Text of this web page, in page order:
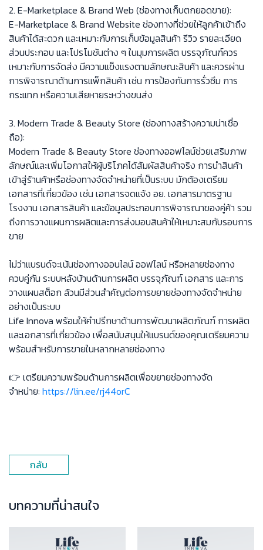
2. E-Marketplace & Brand Web (ช่องทางเก็บตกยอดขาย):
E-Marketplace & Brand Website ช่องทางที่ช่วยให้ลูกค้าเข้าถึง
สินค้าได้สะดวก และเหมาะกับการเก็บข้อมูลสินค้า รีวิว รายละเอียด
ส่วนประกอบ และโปรโมชันต่าง ๆ ในมุมการผลิต บรรจุภัณฑ์ควร
เหมาะกับการจัดส่ง มีความแข็งแรงตามลักษณะสินค้า และควรผ่าน
การพิจารณาด้านการแพ็กสินค้า เช่น การป้องกันการรั่วซึม การ
กระแทก หรือความเสียหายระหว่างขนส่ง
3. Modern Trade & Beauty Store (ช่องทางสร้างความน่าเชื่อ
ถือ):
Modern Trade & Beauty Store ช่องทางออฟไลน์ช่วยเสริมภาพ
ลักษณ์และเพิ่มโอกาสให้ผู้บริโภคได้สัมผัสสินค้าจริง การนำสินค้า
เข้าสู่ร้านค้าหรือช่องทางจัดจำหน่ายที่เป็นระบบ มักต้องเตรียม
เอกสารที่เกี่ยวข้อง เช่น เอกสารจดแจ้ง อย. เอกสารมาตรฐาน
โรงงาน เอกสารสินค้า และข้อมูลประกอบการพิจารณาของคู่ค้า รวม
ถึงการวางแผนการผลิตและการส่งมอบสินค้าให้เหมาะสมกับรอบการ
ขาย
ไม่ว่าแบรนด์จะเน้นช่องทางออนไลน์ ออฟไลน์ หรือหลายช่องทาง
ควบคู่กัน ระบบหลังบ้านด้านการผลิต บรรจุภัณฑ์ เอกสาร และการ
วางแผนสต็อก ล้วนมีส่วนสำคัญต่อการขยายช่องทางจัดจำหน่าย
อย่างเป็นระบบ
Life Innova พร้อมให้คำปรึกษาด้านการพัฒนาผลิตภัณฑ์ การผลิต
และเอกสารที่เกี่ยวข้อง เพื่อสนับสนุนให้แบรนด์ของคุณเตรียมความ
พร้อมสำหรับการขายในหลากหลายช่องทาง
👉 เตรียมความพร้อมด้านการผลิตเพื่อขยายช่องทางจัด
จำหน่าย: https://lin.ee/rj44orC
กลับ
บทความที่น่าสนใจ